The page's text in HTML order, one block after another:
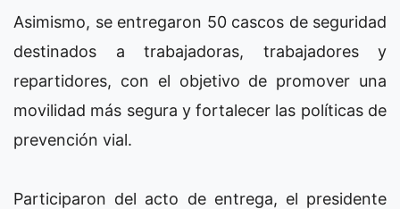
Asimismo, se entregaron 50 cascos de seguridad
destinados a trabajadoras, trabajadores y
repartidores, con el objetivo de promover una
movilidad más segura y fortalecer las políticas de
prevención vial.
Participaron del acto de entrega, el presidente